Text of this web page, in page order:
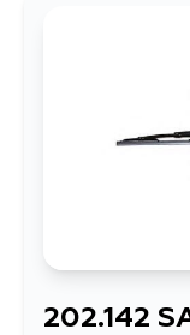
202.142